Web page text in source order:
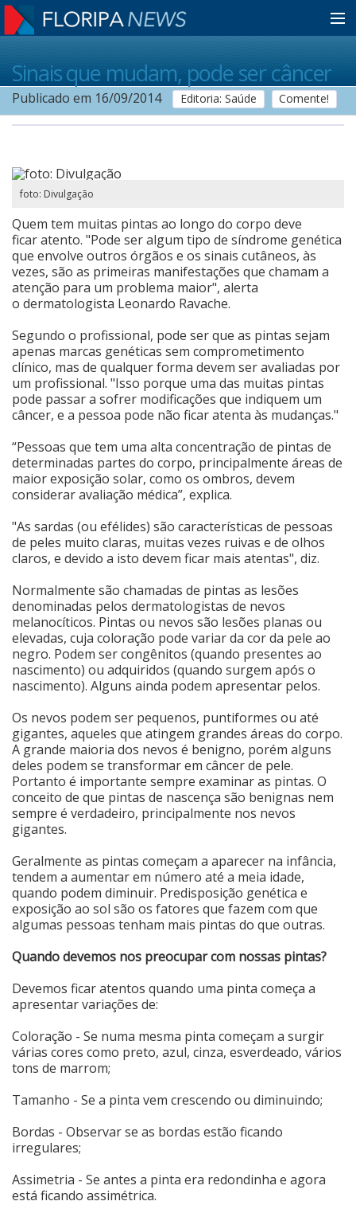
Home
Notícias
Colunistas
Classificados
Guia de Serviços
Anuncie
Cinema
Anuncie
Fale Conosco
Sinais que mudam, pode ser câncer
Publicado em 16/09/2014 Editoria: Saúde Comente!
foto: Divulgação
Quem tem muitas pintas ao longo do corpo deve
ficar atento. "Pode ser algum tipo de síndrome genética
que envolve outros órgãos e os sinais cutâneos, às
vezes, são as primeiras manifestações que chamam a
atenção para um problema maior", alerta
o dermatologista Leonardo Ravache.
Segundo o profissional, pode ser que as pintas sejam
apenas marcas genéticas sem comprometimento
clínico, mas de qualquer forma devem ser avaliadas por
um profissional. "Isso porque uma das muitas pintas
pode passar a sofrer modificações que indiquem um
câncer, e a pessoa pode não ficar atenta às mudanças."
“Pessoas que tem uma alta concentração de pintas de
determinadas partes do corpo, principalmente áreas de
maior exposição solar, como os ombros, devem
considerar avaliação médica”, explica.
"As sardas (ou efélides) são características de pessoas
de peles muito claras, muitas vezes ruivas e de olhos
claros, e devido a isto devem ficar mais atentas", diz.
Normalmente são chamadas de pintas as lesões
denominadas pelos dermatologistas de nevos
melanocíticos. Pintas ou nevos são lesões planas ou
elevadas, cuja coloração pode variar da cor da pele ao
negro. Podem ser congênitos (quando presentes ao
nascimento) ou adquiridos (quando surgem após o
nascimento). Alguns ainda podem apresentar pelos.
Os nevos podem ser pequenos, puntiformes ou até
gigantes, aqueles que atingem grandes áreas do corpo.
A grande maioria dos nevos é benigno, porém alguns
deles podem se transformar em câncer de pele.
Portanto é importante sempre examinar as pintas. O
conceito de que pintas de nascença são benignas nem
sempre é verdadeiro, principalmente nos nevos
gigantes.
Geralmente as pintas começam a aparecer na infância,
tendem a aumentar em número até a meia idade,
quando podem diminuir. Predisposição genética e
exposição ao sol são os fatores que fazem com que
algumas pessoas tenham mais pintas do que outras.
Quando devemos nos preocupar com nossas pintas?
Devemos ficar atentos quando uma pinta começa a
apresentar variações de:
Coloração - Se numa mesma pinta começam a surgir
várias cores como preto, azul, cinza, esverdeado, vários
tons de marrom;
Tamanho - Se a pinta vem crescendo ou diminuindo;
Bordas - Observar se as bordas estão ficando
irregulares;
Assimetria - Se antes a pinta era redondinha e agora
está ficando assimétrica.